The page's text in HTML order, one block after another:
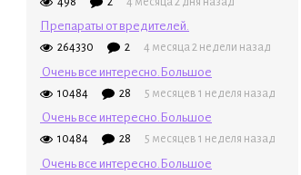
Препараты от вредителей.
264330 2 4 месяца 2 недели назад
Очень все интересно.Большое
10484 28 5 месяцев 1 неделя назад
Очень все интересно.Большое
10484 28 5 месяцев 1 неделя назад
Очень все интересно.Большое